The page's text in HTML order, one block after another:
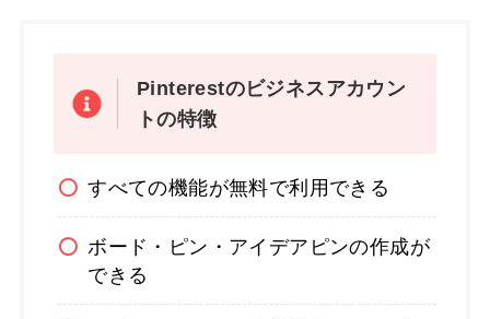
Pinterestのビジネスアカウン
トの特徴
すべての機能が無料で利用できる
ボード・ピン・アイデアピンの作成が
できる